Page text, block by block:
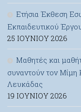
Ετήσια Έκθεση
Εκπαιδευτικού
25 ΙΟΥΝΊΟΥ 2026
Μαθητές και
συναντούν τον Μίμη
Λευκάδας
19 ΙΟΥΝΊΟΥ 2026